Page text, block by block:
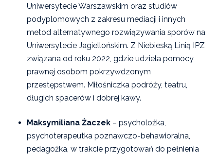
Uniwersytecie Warszawskim oraz studiów
podyplomowych z zakresu mediacji i innych
metod alternatywnego rozwiązywania sporów na
Uniwersytecie Jagiellońskim. Z Niebieską Linią IPZ
związana od roku 2022, gdzie udziela pomocy
prawnej osobom pokrzywdzonym
przestępstwem. Miłośniczka podróży, teatru,
długich spacerów i dobrej kawy.
Maksymiliana Żaczek – psycholożka,
psychoterapeutka poznawczo-behawioralna,
pedagożka, w trakcie przygotowań do pełnienia